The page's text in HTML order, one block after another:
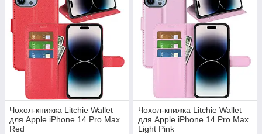
Чохол-книжка Litchie Wallet
для Apple iPhone 14 Pro Max
Red
Чохол-книжка Litchie Wallet
для Apple iPhone 14 Pro Max
Light Pink